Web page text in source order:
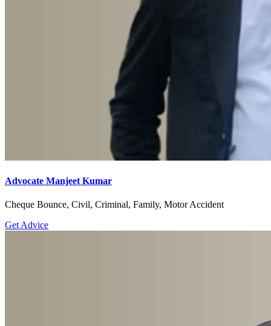
Advocate Manjeet Kumar
Cheque Bounce, Civil, Criminal, Family, Motor Accident
Get Advice